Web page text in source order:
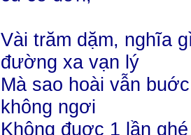
Vài trăm dặm, nghĩa
đường xa vạn lý
Mà sao hoài vẫn
không ngơi
Không đuợc 1 lần